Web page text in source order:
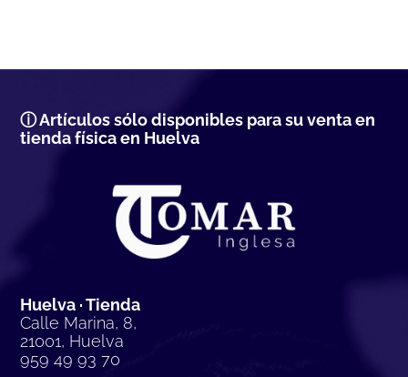
ⓘ Artículos sólo disponibles para su venta en
tienda física en Huelva
Huelva · Tienda
Calle Marina, 8,
21001, Huelva
959 49 93 70